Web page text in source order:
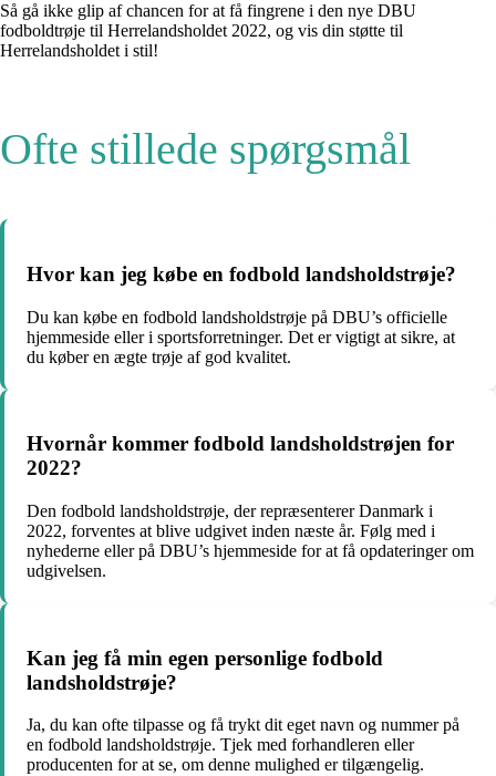
Så gå ikke glip af chancen for at få fingrene i den nye DBU
fodboldtrøje til Herrelandsholdet 2022, og vis din støtte til
Herrelandsholdet i stil!
Ofte stillede spørgsmål
Hvor kan jeg købe en fodbold landsholdstrøje?
Du kan købe en fodbold landsholdstrøje på DBU’s officielle
hjemmeside eller i sportsforretninger. Det er vigtigt at sikre, at
du køber en ægte trøje af god kvalitet.
Hvornår kommer fodbold landsholdstrøjen for
2022?
Den fodbold landsholdstrøje, der repræsenterer Danmark i
2022, forventes at blive udgivet inden næste år. Følg med i
nyhederne eller på DBU’s hjemmeside for at få opdateringer om
udgivelsen.
Kan jeg få min egen personlige fodbold
landsholdstrøje?
Ja, du kan ofte tilpasse og få trykt dit eget navn og nummer på
en fodbold landsholdstrøje. Tjek med forhandleren eller
producenten for at se, om denne mulighed er tilgængelig.